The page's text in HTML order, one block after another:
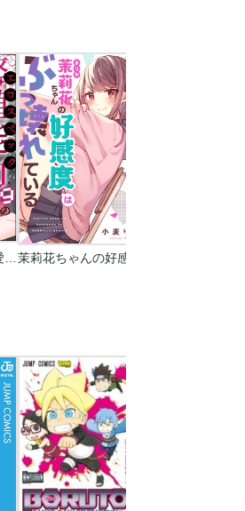
繁殖能力Lv999の恋愛事情 ―幼なじみ候爵令息とのウブあま新婚生活―（単話版）